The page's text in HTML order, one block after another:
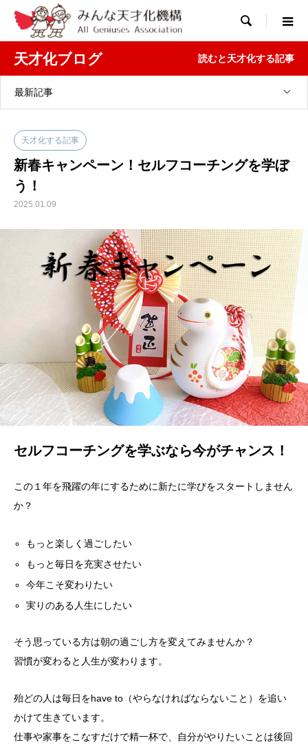

天才化ブログ 読むと天才化する記事
最新記事
天才化する記事
新春キャンペーン！セルフコーチングを学ぼ
う！
2025.01.09
セルフコーチングを学ぶなら今がチャンス！
この１年を飛躍の年にするために新たに学びをスタートしません
か？
もっと楽しく過ごしたい
もっと毎日を充実させたい
今年こそ変わりたい
実りのある人生にしたい
そう思っている方は朝の過ごし方を変えてみませんか？
習慣が変わると人生が変わります。
殆どの人は毎日をhave to（やらなければならないこと）を追い
かけて生きています。
仕事や家事をこなすだけで精一杯で、自分がやりたいことは後回